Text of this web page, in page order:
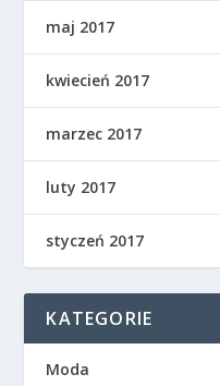
maj 2017
kwiecień 2017
marzec 2017
luty 2017
styczeń 2017
KATEGORIE
Moda